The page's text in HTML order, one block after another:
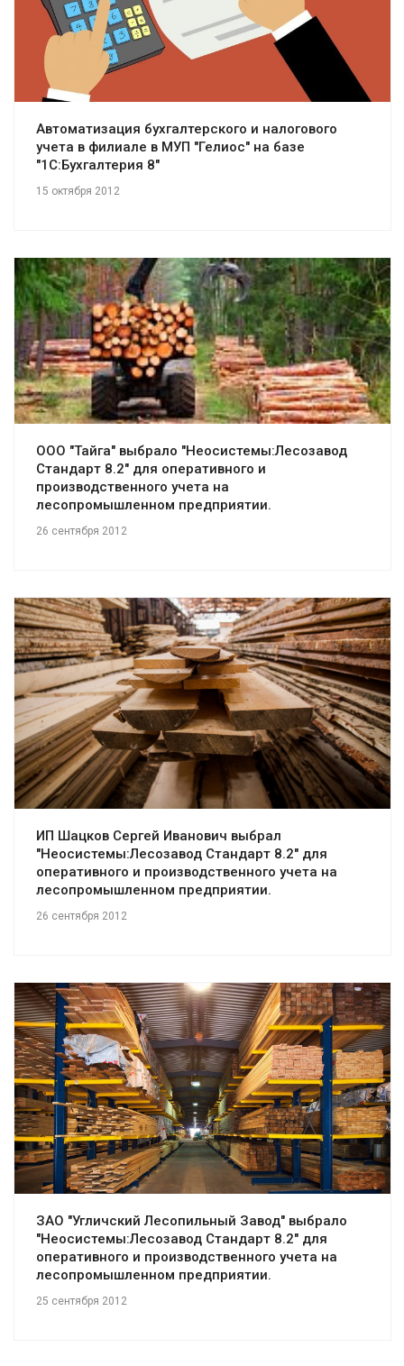
Автоматизация бухгалтерского и налогового
учета в филиале в МУП "Гелиос" на базе
"1С:Бухгалтерия 8"
15 октября 2012
Смотреть проект
ООО "Тайга" выбрало "Неосистемы:Лесозавод
Стандарт 8.2" для оперативного и
производственного учета на
лесопромышленном предприятии.
26 сентября 2012
Смотреть проект
ИП Шацков Сергей Иванович выбрал
"Неосистемы:Лесозавод Стандарт 8.2" для
оперативного и производственного учета на
лесопромышленном предприятии.
26 сентября 2012
Смотреть проект
ЗАО "Угличский Лесопильный Завод" выбрало
"Неосистемы:Лесозавод Стандарт 8.2" для
оперативного и производственного учета на
лесопромышленном предприятии.
25 сентября 2012